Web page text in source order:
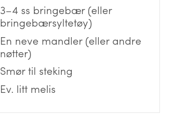
3–4 ss bringebær (eller
bringebærsyltetøy)
En neve mandler (eller andre
nøtter)
Smør til steking
Ev. litt melis